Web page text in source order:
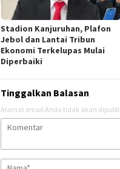
Stadion Kanjuruhan, Plafon
Jebol dan Lantai Tribun
Ekonomi Terkelupas Mulai
Diperbaiki
Tinggalkan Balasan
Alamat email Anda tidak akan